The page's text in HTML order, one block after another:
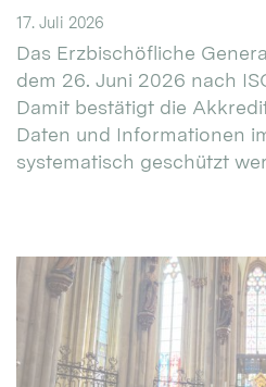
17. Juli 2026
Das Erzbischöfliche
dem 26. Juni 2026 nach
Damit bestätigt die
Daten und Informationen
systematisch geschützt